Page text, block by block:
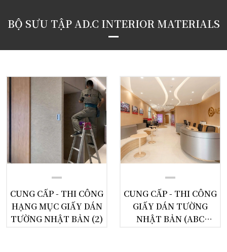
BỘ SƯU TẬP AD.C INTERIOR MATERIALS
CUNG CẤP - THI CÔNG
HẠNG MỤC GIẤY DÁN
TƯỜNG NHẬT BẢN (2)
THI CÔNG
HẠNG MỤC
Đăng bởi
02462596696
CUNG CẤP - THI CÔNG
GIẤY DÁN TƯỜNG
NHẬT BẢN (ABC
CUNG CẤP -
THI CÔNG
GIẤY DÁN
TƯỜNG
NHẬT BẢN
(ABC
TALENT)
Đăng bởi
02462596696